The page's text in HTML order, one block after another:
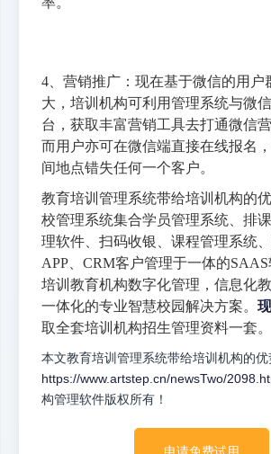
4、营销推广：现在基于微信的用户
大，培训机构可利用管理系统与微
台，获取丰富营销工具去打通微信营
而用户亦可在微信端直接在线报名
间地点错失任何一个客户。
教育培训管理系统带给培训机构的
校管理系统集合学员管理系统、排
理软件、扫码收银、课程管理系统
APP、CRM客户管理于一体的
培训教育机构数字化管理，信息化
一体化的专业智慧校园解决方案。
取全套培训机构招生管理资料一套。
本文教育培训管理系统带给培训机构的优
https://www.artstep.cn/newsTwo/
构管理软件版权所有！